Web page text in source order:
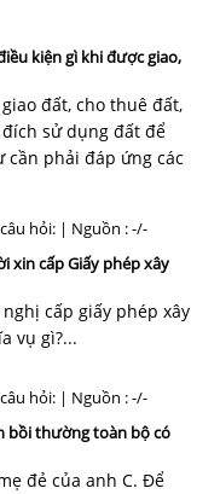
kiện gì khi được giao,
đất, cho thuê đất,
sử dụng đất để
phải đáp ứng các
hỏi: | Nguồn : -/-
xin cấp Giấy phép xây
cấp giấy phép xây
vụ gì?...
hỏi: | Nguồn : -/-
bồi thường toàn bộ có
đẻ của anh C. Để